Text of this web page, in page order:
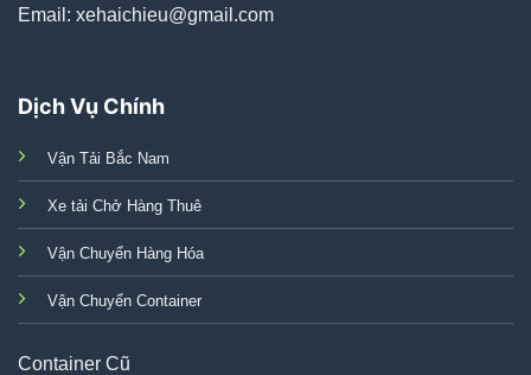
Email: xehaichieu@gmail.com
Dịch Vụ Chính
Vận Tải Bắc Nam
Xe tải Chở Hàng Thuê
Vận Chuyển Hàng Hóa
Vận Chuyển Container
Container Cũ